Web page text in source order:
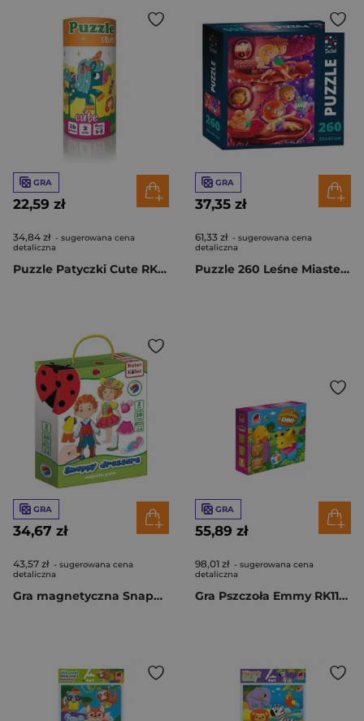
GRA
22,59 zł
34,84 zł - sugerowana cena
detaliczna
Puzzle Patyczki Cute RK1090-01
GRA
37,35 zł
61,33 zł - sugerowana cena
detaliczna
Puzzle 260 Leśne Miasteczko DT200-06
GRA
34,67 zł
43,57 zł - sugerowana cena
detaliczna
Gra magnetyczna Snappy Dressers Ubieranka RK2110-02
GRA
55,89 zł
98,01 zł - sugerowana cena
detaliczna
Gra Pszczoła Emmy RK1160-02